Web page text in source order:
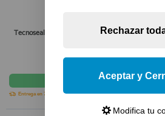
Tecnoseal Ánodo Eje Radice completo
360,15€
Entrega en 7-10 días IVA incl.
Rechazar
Aceptar y
Modifica tu